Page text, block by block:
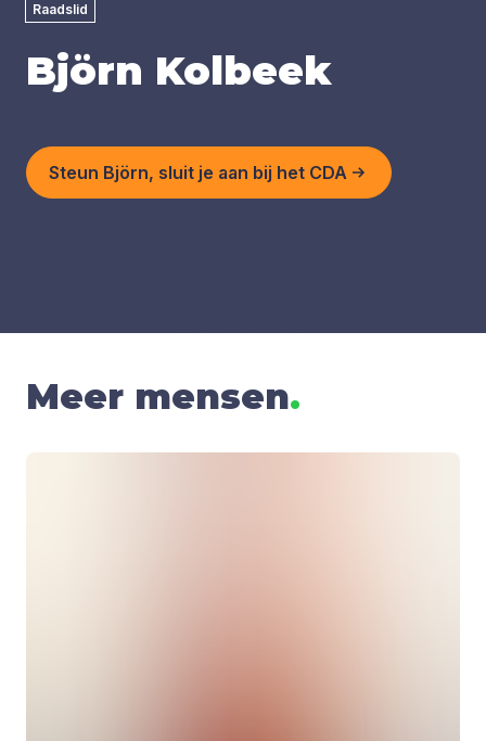
Raadslid
Björn Kolbeek
Steun Björn, sluit je aan bij het CDA
Meer mensen.